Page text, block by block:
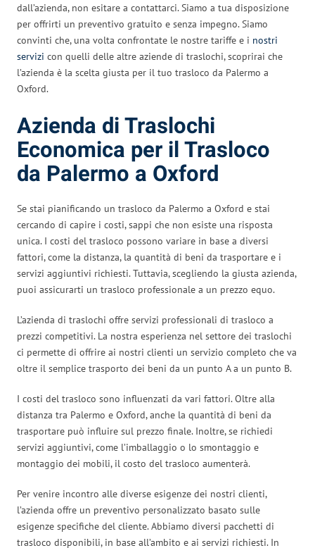
dall’azienda, non esitare a contattarci. Siamo a tua disposizione
per offrirti un preventivo gratuito e senza impegno. Siamo
convinti che, una volta confrontate le nostre tariffe e i nostri
servizi con quelli delle altre aziende di traslochi, scoprirai che
l’azienda è la scelta giusta per il tuo trasloco da Palermo a
Oxford.
Azienda di Traslochi
Economica per il Trasloco
da Palermo a Oxford
Se stai pianificando un trasloco da Palermo a Oxford e stai
cercando di capire i costi, sappi che non esiste una risposta
unica. I costi del trasloco possono variare in base a diversi
fattori, come la distanza, la quantità di beni da trasportare e i
servizi aggiuntivi richiesti. Tuttavia, scegliendo la giusta azienda,
puoi assicurarti un trasloco professionale a un prezzo equo.
L’azienda di traslochi offre servizi professionali di trasloco a
prezzi competitivi. La nostra esperienza nel settore dei traslochi
ci permette di offrire ai nostri clienti un servizio completo che va
oltre il semplice trasporto dei beni da un punto A a un punto B.
I costi del trasloco sono influenzati da vari fattori. Oltre alla
distanza tra Palermo e Oxford, anche la quantità di beni da
trasportare può influire sul prezzo finale. Inoltre, se richiedi
servizi aggiuntivi, come l’imballaggio o lo smontaggio e
montaggio dei mobili, il costo del trasloco aumenterà.
Per venire incontro alle diverse esigenze dei nostri clienti,
l’azienda offre un preventivo personalizzato basato sulle
esigenze specifiche del cliente. Abbiamo diversi pacchetti di
trasloco disponibili, in base all’ambito e ai servizi richiesti. In